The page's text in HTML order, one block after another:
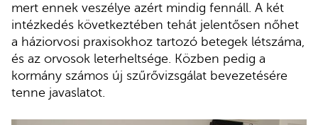
mert ennek veszélye azért mindig fennáll. A két
intézkedés következtében tehát jelentősen nőhet
a háziorvosi praxisokhoz tartozó betegek létszáma,
és az orvosok leterheltsége. Közben pedig a
kormány számos új szűrővizsgálat bevezetésére
tenne javaslatot.